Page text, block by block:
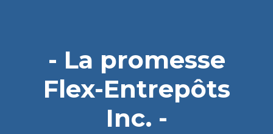
- La promesse
Flex-Entrepôts
Inc. -